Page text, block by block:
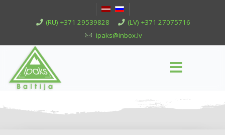
(RU) +371 29539828
(LV) +371 27075716
ipaks@inbox.lv